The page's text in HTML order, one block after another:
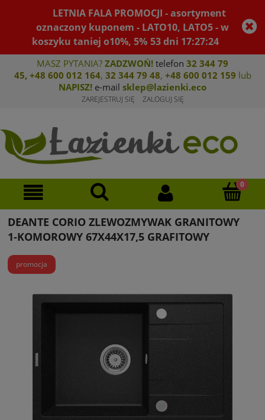
LETNIA FALA PROMOCJI - asortyment
oznaczony kuponem - LATO10, LATO5 - w
koszyku taniej o10%, 5% 53dni 17:27:24
MASZ PYTANIA? ZADZWOŃ! telefon 32 344 79
45, +48 600 012 164, 32 344 79 48, +48 600 012 159 lub
NAPISZ! e-mail sklep@lazienki.eco
ZAREJESTRUJ SIĘ ZALOGUJ SIĘ
DEANTE CORIO ZLEWOZMYWAK GRANITOWY
1-KOMOROWY 67X44X17,5 GRAFITOWY
promocja